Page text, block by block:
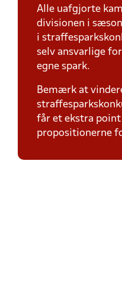
Alle uafgjorte
divisionen i
i
selv ansvarlige
egne spark.
Bemærk at
får et ekstra
propositionerne